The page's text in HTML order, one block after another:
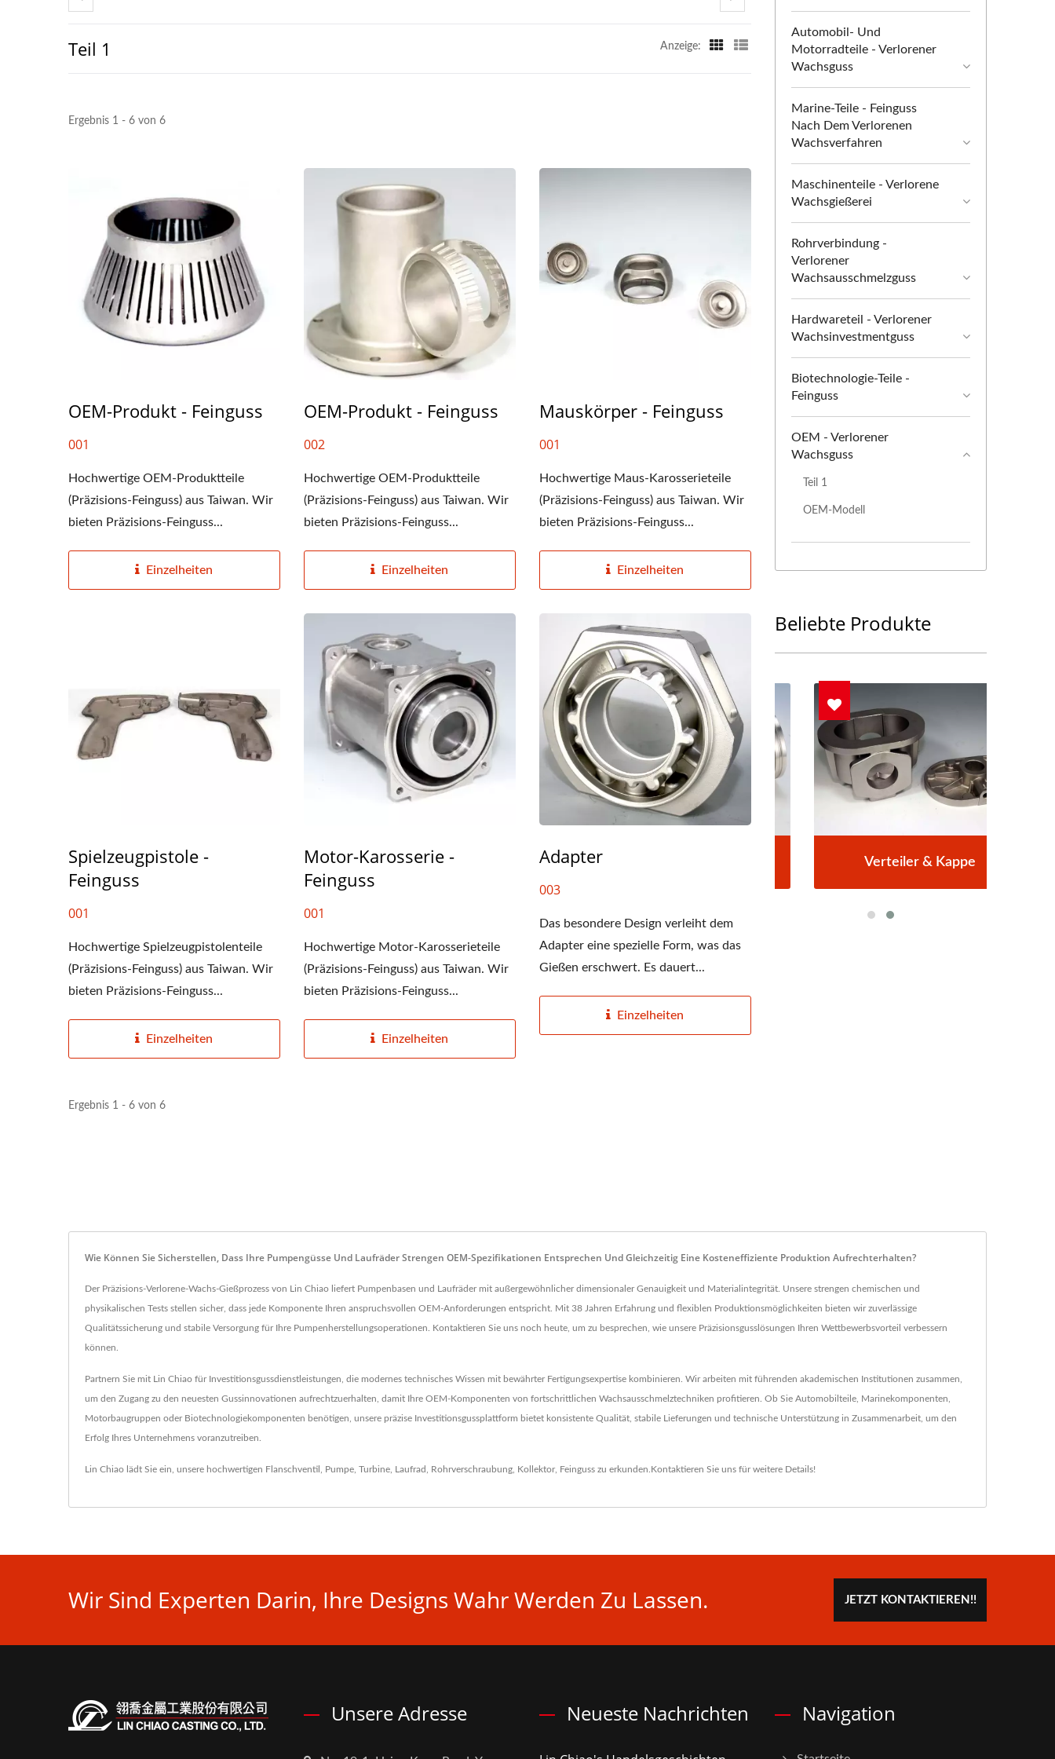
Teil 1 Anzeige:
Ergebnis 1 - 6 von 6
OEM-Produkt - Feinguss
001
Hochwertige OEM-Produktteile
(Präzisions-Feinguss) aus Taiwan. Wir
bieten Präzisions-Feinguss...
Einzelheiten
OEM-Produkt - Feinguss
002
Hochwertige OEM-Produktteile
(Präzisions-Feinguss) aus Taiwan. Wir
bieten Präzisions-Feinguss...
Einzelheiten
Mauskörper - Feinguss
001
Hochwertige Maus-Karosserieteile
(Präzisions-Feinguss) aus Taiwan. Wir
bieten Präzisions-Feinguss...
Einzelheiten
Spielzeugpistole -
Feinguss
001
Hochwertige Spielzeugpistolenteile
(Präzisions-Feinguss) aus Taiwan. Wir
bieten Präzisions-Feinguss...
Einzelheiten
Motor-Karosserie -
Feinguss
001
Hochwertige Motor-Karosserieteile
(Präzisions-Feinguss) aus Taiwan. Wir
bieten Präzisions-Feinguss...
Einzelheiten
Adapter
003
Das besondere Design verleiht dem
Adapter eine spezielle Form, was das
Gießen erschwert. Es dauert...
Einzelheiten
Ergebnis 1 - 6 von 6
Automobil- Und
Motorradteile - Verlorener
Wachsguss
Marine-Teile - Feinguss
Nach Dem Verlorenen
Wachsverfahren
Maschinenteile - Verlorene
Wachsgießerei
Rohrverbindung -
Verlorener
Wachsausschmelzguss
Hardwareteil - Verlorener
Wachsinvestmentguss
Biotechnologie-Teile -
Feinguss
OEM - Verlorener
Wachsguss
Teil 1
OEM-Modell
Beliebte Produkte
Pumpensockel Verteiler & Kappe Verteiler & Kappe
Wie Können Sie Sicherstellen, Dass Ihre Pumpengüsse Und Laufräder Strengen OEM-Spezifikationen Entsprechen Und Gleichzeitig Eine Kosteneffiziente Produktion Aufrechterhalten?
Der Präzisions-Verlorene-Wachs-Gießprozess von Lin Chiao liefert Pumpenbasen und Laufräder mit außergewöhnlicher dimensionaler Genauigkeit und Materialintegrität. Unsere strengen chemischen und
physikalischen Tests stellen sicher, dass jede Komponente Ihren anspruchsvollen OEM-Anforderungen entspricht. Mit 38 Jahren Erfahrung und flexiblen Produktionsmöglichkeiten bieten wir zuverlässige
Qualitätssicherung und stabile Versorgung für Ihre Pumpenherstellungsoperationen. Kontaktieren Sie uns noch heute, um zu besprechen, wie unsere Präzisionsgusslösungen Ihren Wettbewerbsvorteil verbessern
können.
Partnern Sie mit Lin Chiao für Investitionsgussdienstleistungen, die modernes technisches Wissen mit bewährter Fertigungsexpertise kombinieren. Wir arbeiten mit führenden akademischen Institutionen zusammen,
um den Zugang zu den neuesten Gussinnovationen aufrechtzuerhalten, damit Ihre OEM-Komponenten von fortschrittlichen Wachsausschmelztechniken profitieren. Ob Sie Automobilteile, Marinekomponenten,
Motorbaugruppen oder Biotechnologiekomponenten benötigen, unsere präzise Investitionsgussplattform bietet konsistente Qualität, stabile Lieferungen und technische Unterstützung in Zusammenarbeit, um den
Erfolg Ihres Unternehmens voranzutreiben.
Lin Chiao lädt Sie ein, unsere hochwertigen Flanschventil Pumpe Turbine Laufrad Rohrverschraubung Kollektor, Feinguss zu erkunden. Kontaktieren Sie uns für weitere Details!
Wir Sind Experten Darin, Ihre Designs Wahr Werden Zu Lassen. JETZT KONTAKTIEREN!!
Unsere Adresse Neueste Nachrichten Navigation